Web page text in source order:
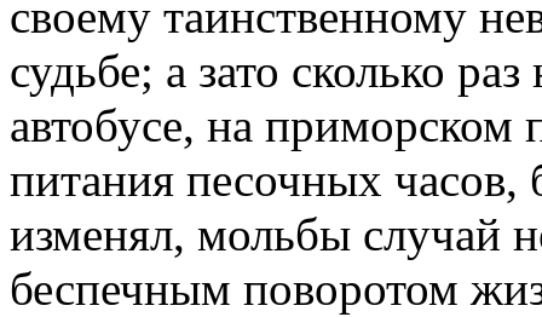
своему таинственному
судьбе; а зато сколько
автобусе, на приморском
питания песочных
изменял, мольбы случай
беспечным поворотом